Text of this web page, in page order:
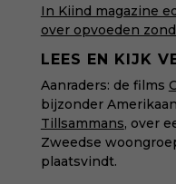
In Kiind magazine
over opvoeden
LEES EN KIJK
Aanraders: de films
bijzonder
Tillsammans, over
Zweedse
plaatsvindt.